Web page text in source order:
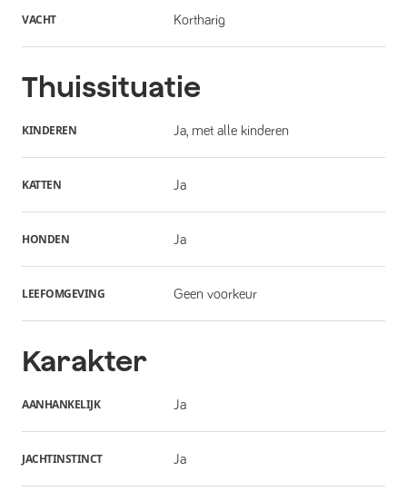
VACHT Kortharig
Thuissituatie
KINDEREN Ja, met alle kinderen
KATTEN Ja
HONDEN Ja
LEEFOMGEVING Geen voorkeur
Karakter
AANHANKELIJK Ja
JACHTINSTINCT Ja